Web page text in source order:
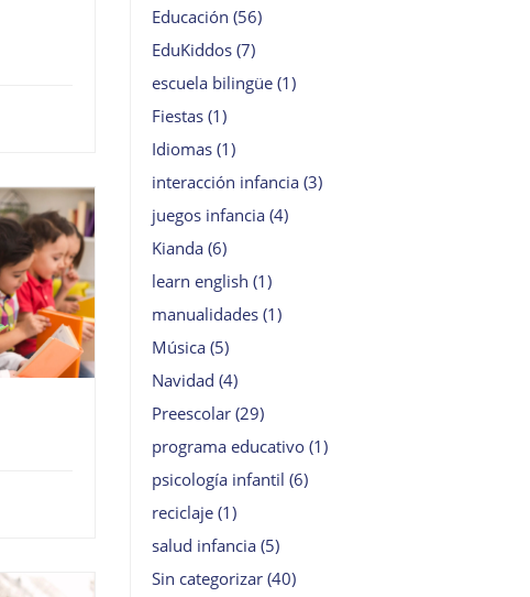
Educación (56)
EduKiddos(7)
escuela bilingüe(1)
Fiestas(1)
Idiomas(1)
interacción infancia(3)
juegos infancia(4)
Kianda(6)
learn english (1)
manualidades(1)
Música(5)
Navidad (4)
Preescolar(29)
programa educativo(1)
psicología infantil (6)
reciclaje(1)
salud infancia(5)
Sin categorizar(40)